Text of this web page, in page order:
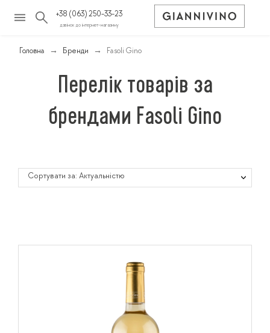
+38 (063) 250-33-23
дзвінок до інтернет-магазину
Головна Бренди Fasoli Gino
Перелік товарів за
брендами Fasoli Gino
Сортувати за: Актуальністю